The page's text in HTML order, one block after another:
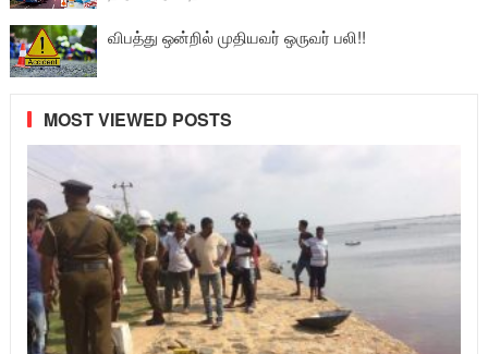
விபத்து ஒன்றில் முதியவர் ஒருவர் பலி!!
MOST VIEWED POSTS